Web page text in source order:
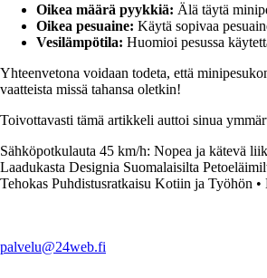
Oikea määrä pyykkiä: Älä täytä
Oikea pesuaine: Käytä sopivaa
Vesilämpötila: Huomioi pesussa
Yhteenvetona voidaan todeta, että
vaatteista missä tahansa oletkin!
Toivottavasti tämä artikkeli auttoi sinua
Sähköpotkulauta 45 km/h: Nopea ja kätevä
Laadukasta Designia Suomalaisilta
Tehokas Puhdistusratkaisu Kotiin ja Työhön •
palvelu@24web.fi